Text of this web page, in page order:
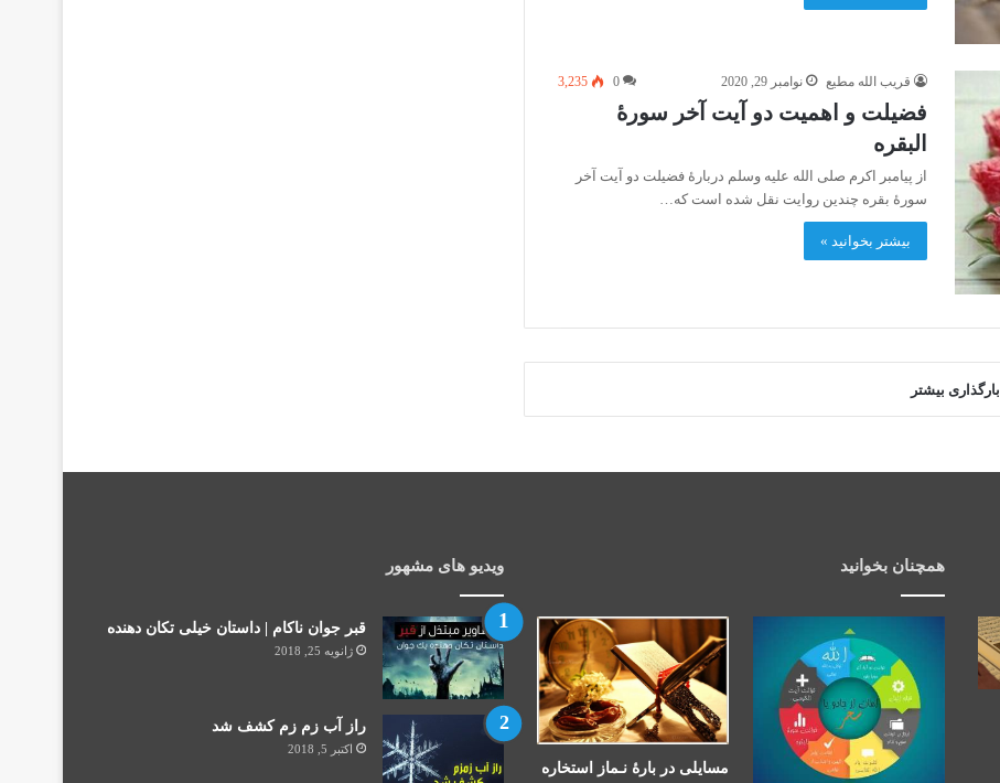
قریب الله مطیع نوامبر 29, 2020 0
3,235
فضیلت و اهمیت دو آیت آخر سورۀ
البقره
از پیامبر اکرم صلی الله علیه وسلم دربارۀ فضیلت دو آیت آخر
سورۀ بقره چندین روایت نقل شده است که…
بیشتر بخوانید »
بارگذاری بیشتر
همچنان بخوانید
مسایلی در بارۀ نـماز استخاره
ویدیو های مشهور
قبر جوان ناکام | داستان خیلی تکان دهنده
ژانویه 25, 2018
راز آب زم زم کشف شد
اکتبر 5, 2018